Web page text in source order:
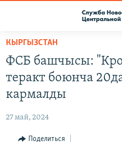
Вернуться
основному
содержанию
Вернутся
главной
Вернутся
О ПРОЕКТЕ
ПОДПИСКА
КОНТАКТЫ
НАСТОЯЩЕЕ ВРЕМЯ
КЫРГЫЗСТАН
ФСБ башчысы:
теракт боюнча
кармалды
27 май, 2024
Поделиться